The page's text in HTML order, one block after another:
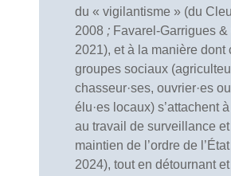
du « vigilantisme » (du
2008 ; Favarel-Garrigues &
2021), et à la manière dont
groupes sociaux
chasseur·ses, ouvrier·es
élu·es locaux) s’attachent
au travail de surveillance et
maintien de l’ordre de
2024), tout en détournant